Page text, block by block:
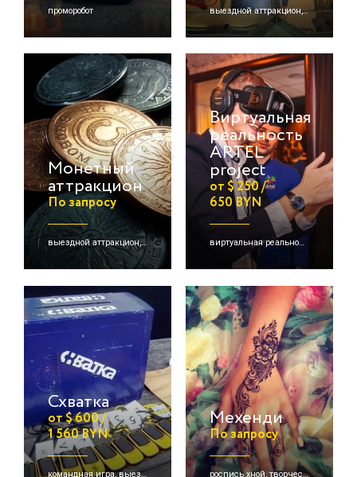
проморобот выездной аттракцион, детские активации
Монетный
аттракцион
По запросу
выездной аттракцион, творческая зона
Виртуальная
реальность
ARTEL
project
от $ 250 /
650 BYN
виртуальная реальность, детские активации
Схватка
от $ 600 /
1 560 BYN
командная игра, выездная игра
Мехенди
По запросу
роспись хной, творческая зона